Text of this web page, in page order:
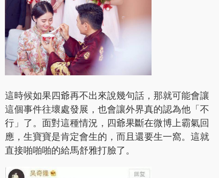
這時候如果四爺再不出來說幾句話，那就可能會讓
這個事件往壞處發展，也會讓外界真的認為他「不
行」了。面對這種情況，四爺果斷在微博上霸氣回
應，生寶寶是肯定會生的，而且還要生一窩。這就
直接啪啪啪的給馬舒雅打臉了。